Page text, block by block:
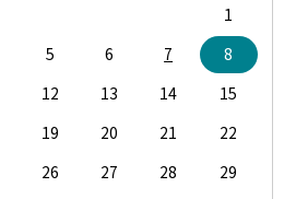
1
5 6 7
8
12 13 14
15
19 20 21
22
26 27 28
29